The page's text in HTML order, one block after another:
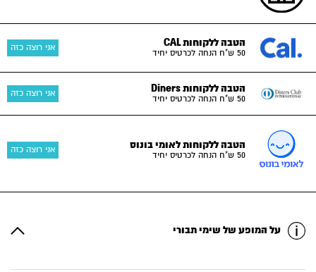
הטבה ללקוחות CAL
50 ש"ח הנחה לכרטיס יחיד
אני רוצה כזה
הטבה ללקוחות Diners
50 ש"ח הנחה לכרטיס יחיד
אני רוצה כזה
הטבה ללקוחות לאומי בונוס
50 ש"ח הנחה לכרטיס יחיד
אני רוצה כזה
על המופע של שימי תבורי